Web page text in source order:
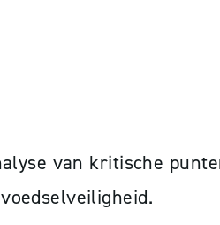
van kritische